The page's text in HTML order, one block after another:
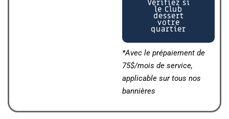
Vérifiez si
le Club
dessert
votre
quartier
*Avec le prépaiement de
75$/mois de service,
applicable sur tous nos
bannières